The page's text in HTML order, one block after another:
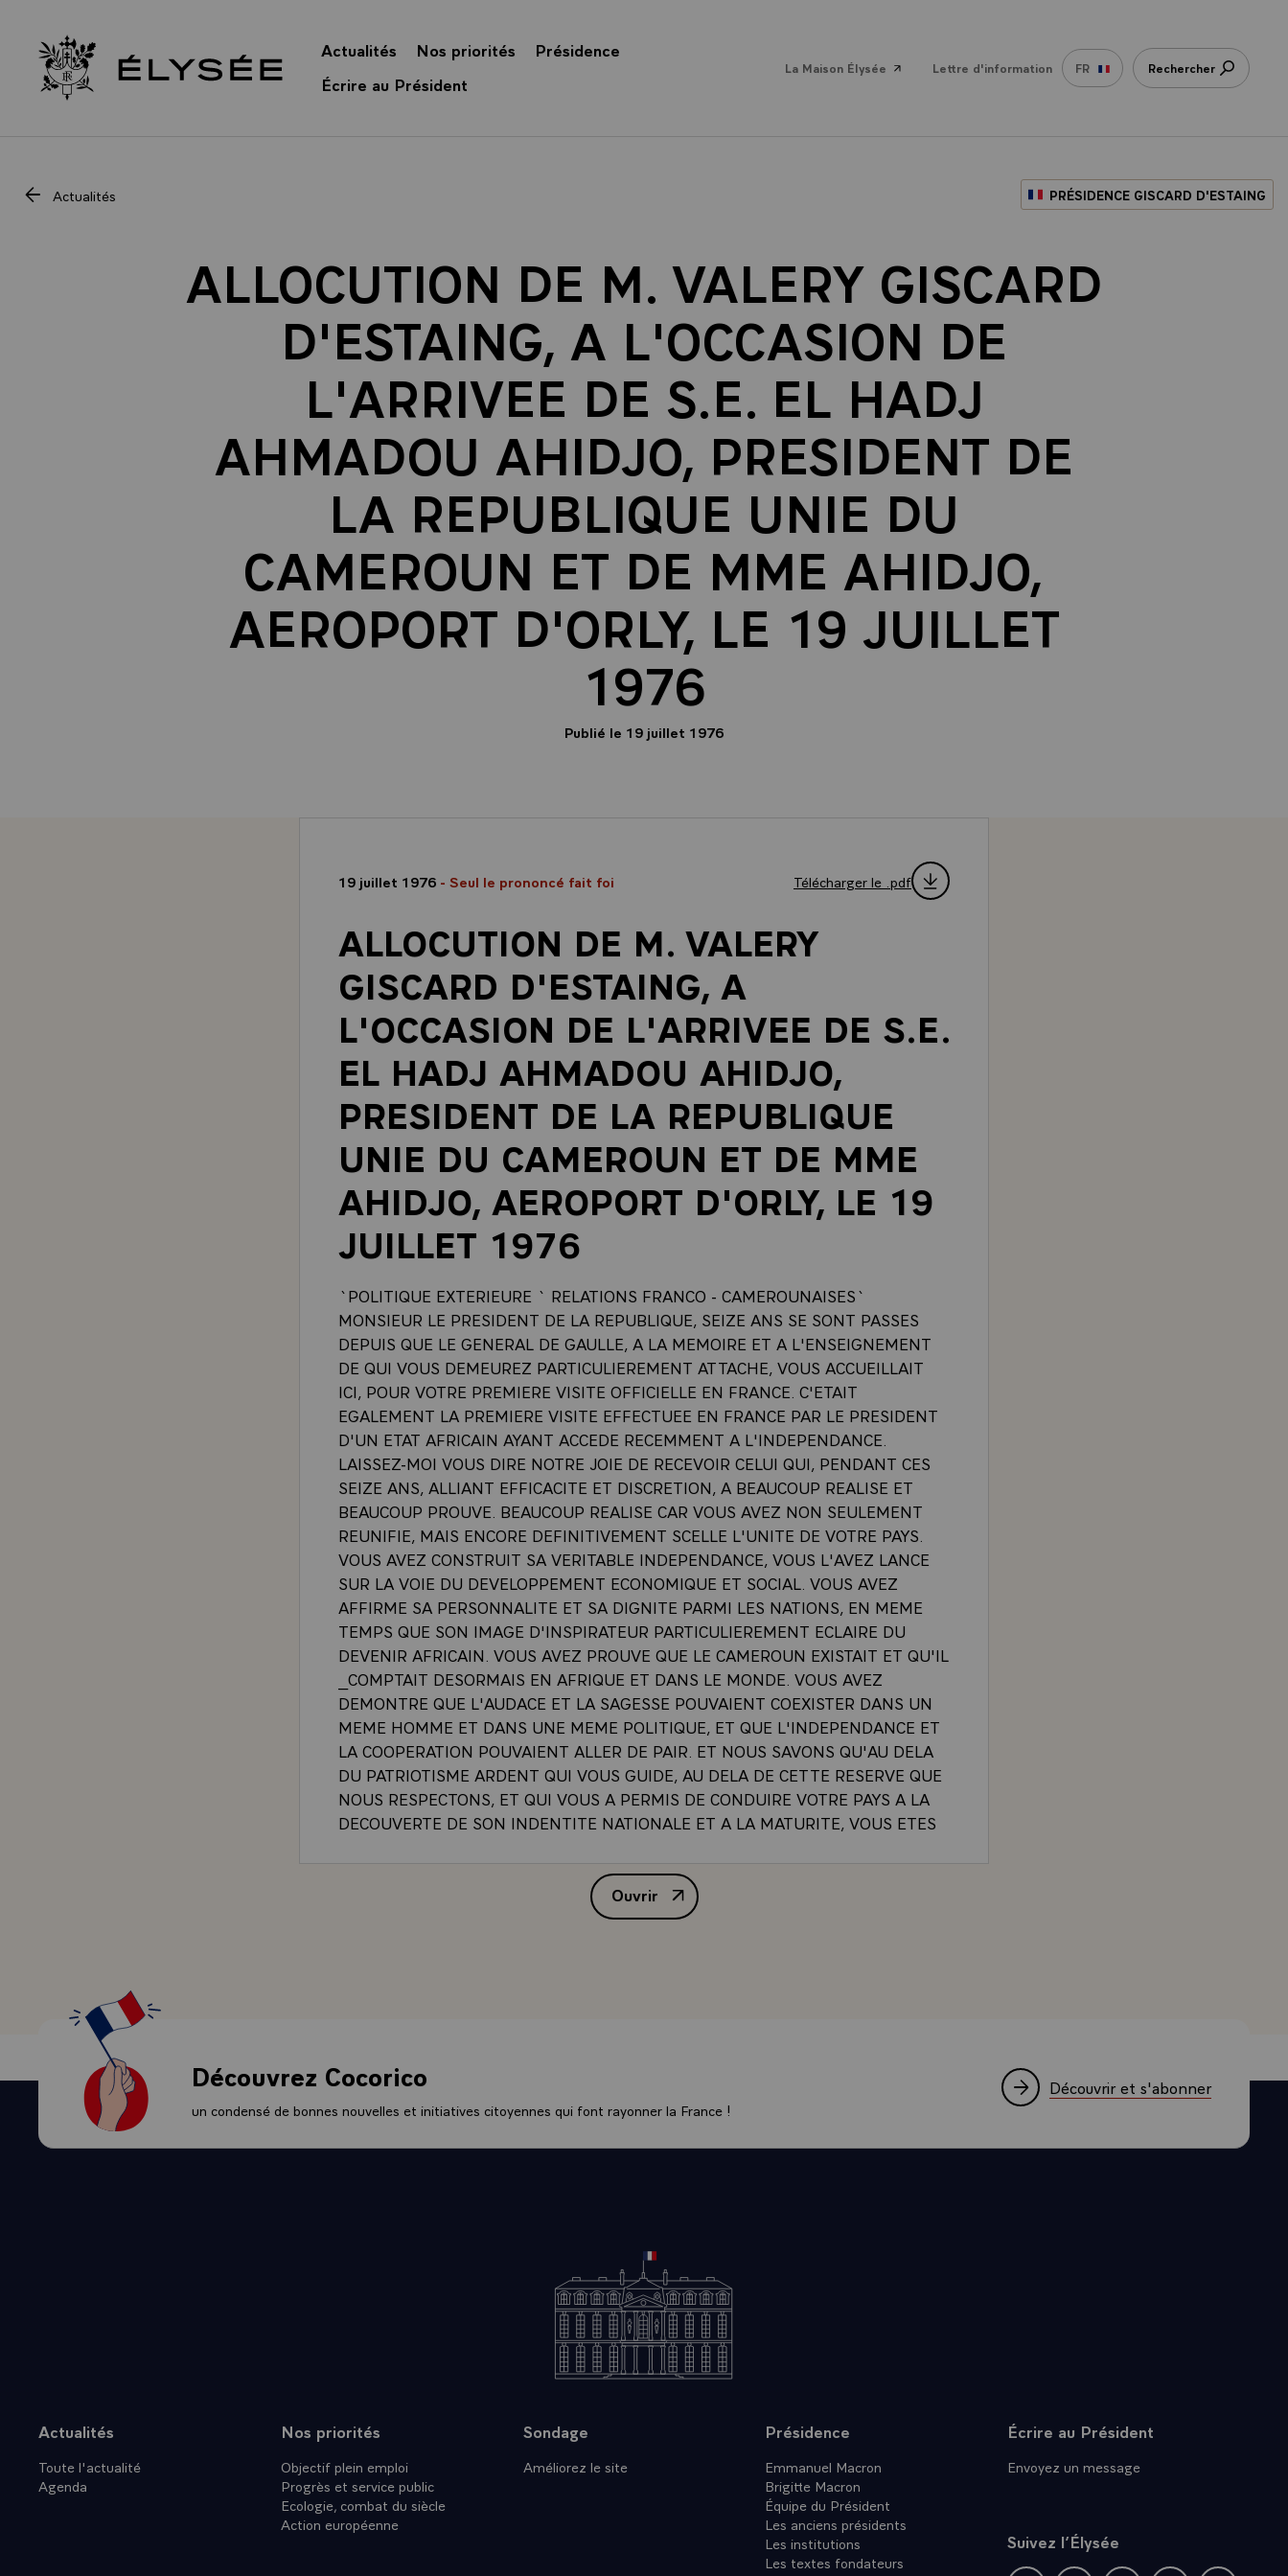
Retour à l’accueil Élysée
Actualités Nos priorités
Présidence
Écrire au Président
La Maison Élysée Lettre d'information FR Rechercher
Actualités PRÉSIDENCE GISCARD D'ESTAING
ALLOCUTION DE M. VALERY GISCARD
D'ESTAING, A L'OCCASION DE
L'ARRIVEE DE S.E. EL HADJ
AHMADOU AHIDJO, PRESIDENT DE
LA REPUBLIQUE UNIE DU
CAMEROUN ET DE MME AHIDJO,
AEROPORT D'ORLY, LE 19 JUILLET
1976
Publié le 19 juillet 1976
19 juillet 1976 - Seul le prononcé fait foi Télécharger le .pdf
ALLOCUTION DE M. VALERY
GISCARD D'ESTAING, A
L'OCCASION DE L'ARRIVEE DE S.E.
EL HADJ AHMADOU AHIDJO,
PRESIDENT DE LA REPUBLIQUE
UNIE DU CAMEROUN ET DE MME
AHIDJO, AEROPORT D'ORLY, LE 19
JUILLET 1976
`POLITIQUE EXTERIEURE ` RELATIONS FRANCO - CAMEROUNAISES`
MONSIEUR LE PRESIDENT DE LA REPUBLIQUE, SEIZE ANS SE SONT PASSES
DEPUIS QUE LE GENERAL DE GAULLE, A LA MEMOIRE ET A L'ENSEIGNEMENT
DE QUI VOUS DEMEUREZ PARTICULIEREMENT ATTACHE, VOUS ACCUEILLAIT
ICI, POUR VOTRE PREMIERE VISITE OFFICIELLE EN FRANCE. C'ETAIT
EGALEMENT LA PREMIERE VISITE EFFECTUEE EN FRANCE PAR LE PRESIDENT
D'UN ETAT AFRICAIN AYANT ACCEDE RECEMMENT A L'INDEPENDANCE.
LAISSEZ-MOI VOUS DIRE NOTRE JOIE DE RECEVOIR CELUI QUI, PENDANT CES
SEIZE ANS, ALLIANT EFFICACITE ET DISCRETION, A BEAUCOUP REALISE ET
BEAUCOUP PROUVE. BEAUCOUP REALISE CAR VOUS AVEZ NON SEULEMENT
REUNIFIE, MAIS ENCORE DEFINITIVEMENT SCELLE L'UNITE DE VOTRE PAYS.
VOUS AVEZ CONSTRUIT SA VERITABLE INDEPENDANCE, VOUS L'AVEZ LANCE
SUR LA VOIE DU DEVELOPPEMENT ECONOMIQUE ET SOCIAL. VOUS AVEZ
AFFIRME SA PERSONNALITE ET SA DIGNITE PARMI LES NATIONS, EN MEME
TEMPS QUE SON IMAGE D'INSPIRATEUR PARTICULIEREMENT ECLAIRE DU
DEVENIR AFRICAIN. VOUS AVEZ PROUVE QUE LE CAMEROUN EXISTAIT ET QU'IL
_COMPTAIT DESORMAIS EN AFRIQUE ET DANS LE MONDE. VOUS AVEZ
DEMONTRE QUE L'AUDACE ET LA SAGESSE POUVAIENT COEXISTER DANS UN
MEME HOMME ET DANS UNE MEME POLITIQUE, ET QUE L'INDEPENDANCE ET
LA COOPERATION POUVAIENT ALLER DE PAIR. ET NOUS SAVONS QU'AU DELA
DU PATRIOTISME ARDENT QUI VOUS GUIDE, AU DELA DE CETTE RESERVE QUE
NOUS RESPECTONS, ET QUI VOUS A PERMIS DE CONDUIRE VOTRE PAYS A LA
DECOUVERTE DE SON INDENTITE NATIONALE ET A LA MATURITE, VOUS ETES
RENDANT HOMMAGE A L'HOMME D'ETAT, QUE CE SOIT A L'AMI QUE
J'ADRESSE MES VOEUX DE BIENVENUE. LAISSEZ-MOI VOUS DIRE AUSSI
COMBIEN LA GRACIEUSE PRESENCE DE MADAME AHIDJO SOULIGNE LE
Ouvrir
ALLOCUTION DE M. VALERY GISCARD D'ESTAING, A L'OCCASION DE L'ARRIVEE
Découvrez Cocorico
un condensé de bonnes nouvelles et initiatives citoyennes qui font rayonner la France !
Découvrir et s'abonner
Plan du site
Actualités
Toute l'actualité
Agenda
Nos priorités
Objectif plein emploi
Progrès et service public
Ecologie, combat du siècle
Action européenne
Sondage
Améliorez le site
Présidence
Emmanuel Macron
Brigitte Macron
Équipe du Président
Les anciens présidents
Les institutions
Les textes fondateurs
Écrire au Président
Envoyez un message
Suivez l’Élysée